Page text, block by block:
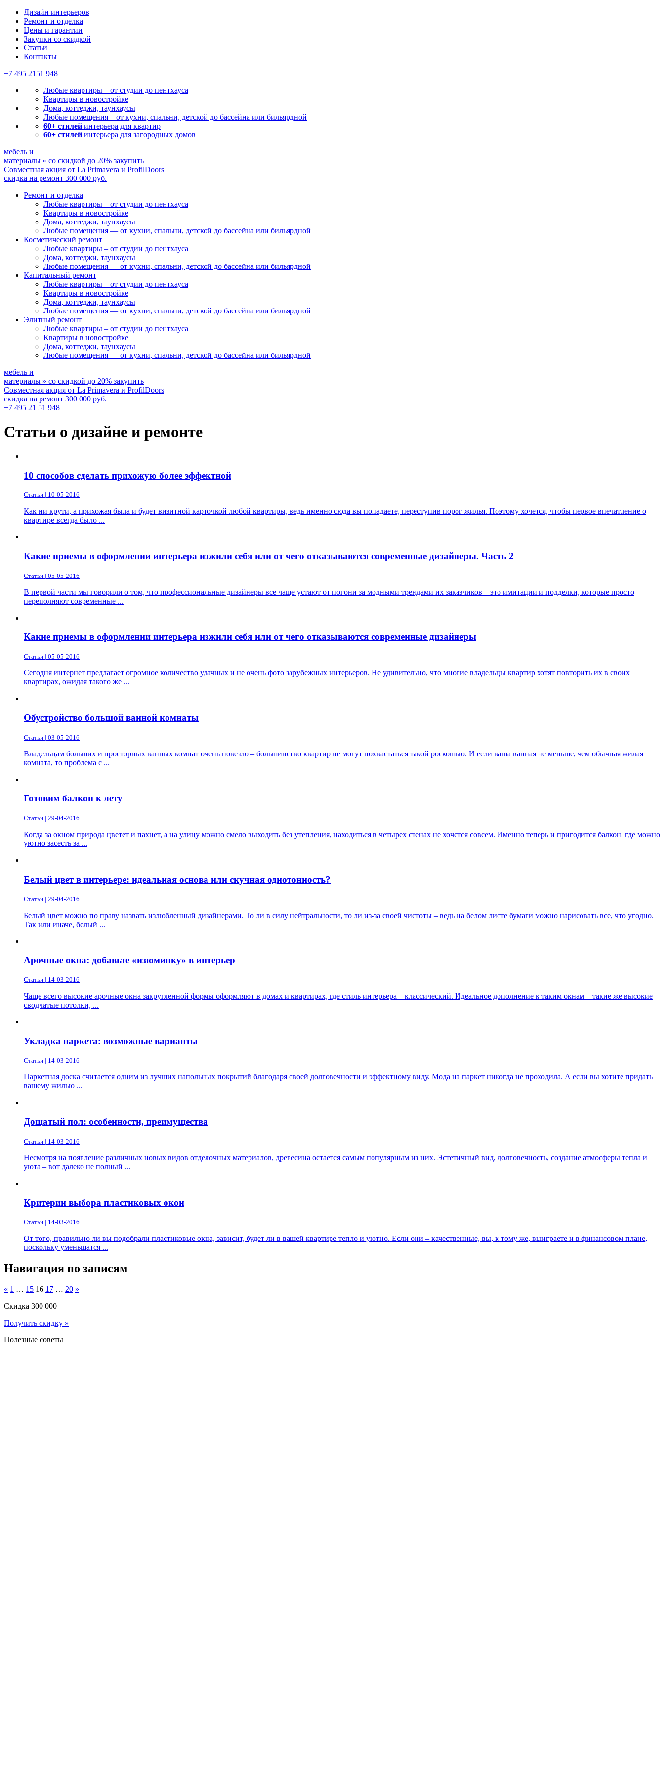
Дизайн интерьеров
Ремонт и отделка
Цены и гарантии
Закупки со скидкой
Статьи
Контакты
+7 495 2151 948
Любые квартиры – от студии до пентхауса
Квартиры в новостройке
Дома, коттеджи, таунхаусы
Любые помещения – от кухни, спальни, детской до бассейна или бильярдной
60+ стилей интерьера для квартир
60+ стилей интерьера для загородных домов
мебель и
материалы » со скидкой до 20% закупить
Совместная акция от La Primavera и ProfilDoors
скидка на ремонт 300 000 руб.
Ремонт и отделка
Любые квартиры – от студии до пентхауса
Квартиры в новостройке
Дома, коттеджи, таунхаусы
Любые помещения — от кухни, спальни, детской до бассейна или бильярдной
Косметический ремонт
Любые квартиры – от студии до пентхауса
Дома, коттеджи, таунхаусы
Любые помещения — от кухни, спальни, детской до бассейна или бильярдной
Капитальный ремонт
Любые квартиры – от студии до пентхауса
Квартиры в новостройке
Дома, коттеджи, таунхаусы
Любые помещения — от кухни, спальни, детской до бассейна или бильярдной
Элитный ремонт
Любые квартиры – от студии до пентхауса
Квартиры в новостройке
Дома, коттеджи, таунхаусы
Любые помещения — от кухни, спальни, детской до бассейна или бильярдной
мебель и
материалы » со скидкой до 20% закупить
Совместная акция от La Primavera и ProfilDoors
скидка на ремонт 300 000 руб.
+7 495 21 51 948
Статьи о дизайне и ремонте
10 способов сделать прихожую более эффектной
Статьи | 10-05-2016
Как ни крути, а прихожая была и будет визитной карточкой любой квартиры, ведь именно сюда вы попадаете, переступив порог жилья. Поэтому хочется, чтобы первое впечатление о
квартире всегда было ...
Какие приемы в оформлении интерьера изжили себя или от чего отказываются современные дизайнеры. Часть 2
Статьи | 05-05-2016
В первой части мы говорили о том, что профессиональные дизайнеры все чаще устают от погони за модными трендами их заказчиков – это имитации и подделки, которые просто
переполняют современные ...
Какие приемы в оформлении интерьера изжили себя или от чего отказываются современные дизайнеры
Статьи | 05-05-2016
Сегодня интернет предлагает огромное количество удачных и не очень фото зарубежных интерьеров. Не удивительно, что многие владельцы квартир хотят повторить их в своих
квартирах, ожидая такого же ...
Обустройство большой ванной комнаты
Статьи | 03-05-2016
Владельцам больших и просторных ванных комнат очень повезло – большинство квартир не могут похвастаться такой роскошью. И если ваша ванная не меньше, чем обычная жилая
комната, то проблема с ...
Готовим балкон к лету
Статьи | 29-04-2016
Когда за окном природа цветет и пахнет, а на улицу можно смело выходить без утепления, находиться в четырех стенах не хочется совсем. Именно теперь и пригодится балкон, где можно
уютно засесть за ...
Белый цвет в интерьере: идеальная основа или скучная однотонность?
Статьи | 29-04-2016
Белый цвет можно по праву назвать излюбленный дизайнерами. То ли в силу нейтральности, то ли из-за своей чистоты – ведь на белом листе бумаги можно нарисовать все, что угодно.
Так или иначе, белый ...
Арочные окна: добавьте «изюминку» в интерьер
Статьи | 14-03-2016
Чаще всего высокие арочные окна закругленной формы оформляют в домах и квартирах, где стиль интерьера – классический. Идеальное дополнение к таким окнам – такие же высокие
сводчатые потолки, ...
Укладка паркета: возможные варианты
Статьи | 14-03-2016
Паркетная доска считается одним из лучших напольных покрытий благодаря своей долговечности и эффектному виду. Мода на паркет никогда не проходила. А если вы хотите придать
вашему жилью ...
Дощатый пол: особенности, преимущества
Статьи | 14-03-2016
Несмотря на появление различных новых видов отделочных материалов, древесина остается самым популярным из них. Эстетичный вид, долговечность, создание атмосферы тепла и
уюта – вот далеко не полный ...
Критерии выбора пластиковых окон
Статьи | 14-03-2016
От того, правильно ли вы подобрали пластиковые окна, зависит, будет ли в вашей квартире тепло и уютно. Если они – качественные, вы, к тому же, выиграете и в финансовом плане,
поскольку уменьшатся ...
Навигация по записям
« 1 … 15 16 17 … 20 »
Скидка 300 000
Получить скидку »
Полезные советы